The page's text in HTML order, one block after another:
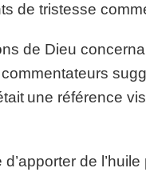
de tristesse
de Dieu
une référence
de l’huile